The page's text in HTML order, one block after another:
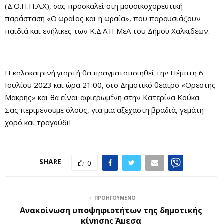
(Δ.Ο.Π.Π.Α.Χ), σας προσκαλεί στη μουσικοχορευτική
παράσταση «Ο ωραίος και η ωραία», που παρουσιάζουν
παιδιά και ενήλικες των Κ.Δ.Α.Π ΜεΑ του Δήμου Χαλκιδέων.
Η καλοκαιρινή γιορτή θα πραγματοποιηθεί την Πέμπτη 6
Ιουλίου 2023 και ώρα 21:00, στο Δημοτικό θέατρο «Ορέστης
Μακρής» και θα είναι αφιερωμένη στην Κατερίνα Κούκα.
Σας περιμένουμε όλους, για μια αξέχαστη βραδιά, γεμάτη
χορό και τραγούδι!
SHARE 0
ΠΡΟΗΓΟΎΜΕΝΟ
Ανακοίνωση υποψηφιοτήτων της δημοτικής
κίνησης Άμεσα